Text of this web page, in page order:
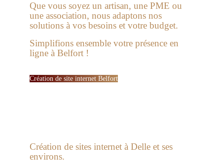
Que vous soyez un artisan, une PME ou
une association, nous adaptons nos
solutions à vos besoins et votre budget.
Simplifions ensemble votre présence en
ligne à Belfort !
Création de site internet Belfort
Création de sites internet à Delle et ses
environs.